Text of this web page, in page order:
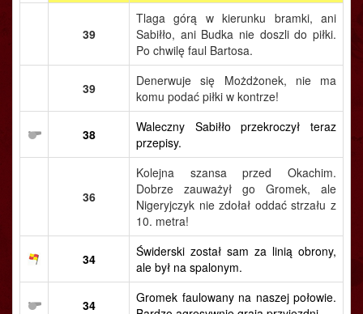
39
Tlaga górą w kierunku bramki, ani
Sabiłło, ani Budka nie doszli do piłki.
Po chwilę faul Bartosa.
39
Denerwuje się Możdżonek, nie ma
komu podać piłki w kontrze!
38
Waleczny Sabiłło przekroczył teraz
przepisy.
36
Kolejna szansa przed Okachim.
Dobrze zauważył go Gromek, ale
Nigeryjczyk nie zdołał oddać strzału z
10. metra!
34
Świderski został sam za linią obrony,
ale był na spalonym.
34
Gromek faulowany na naszej połowie.